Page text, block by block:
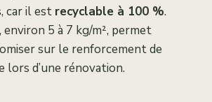
car il est recyclable à 100 %.
5 à 7 kg/m², permet
sur le renforcement de
lors d’une rénovation.